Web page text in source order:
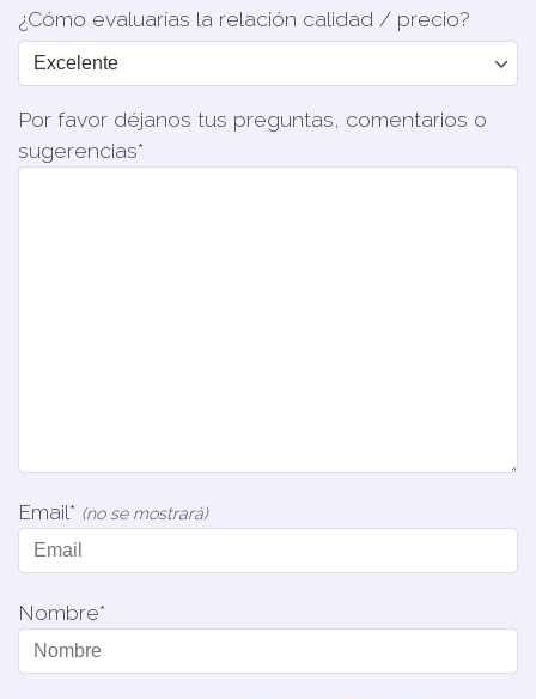
¿Cómo evaluarías la relación calidad / precio?
Por favor déjanos tus preguntas, comentarios o
sugerencias*
Email* (no se mostrará)
Nombre*